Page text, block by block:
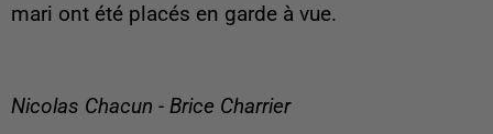
mari ont été placés en garde à vue.
Nicolas Chacun - Brice Charrier